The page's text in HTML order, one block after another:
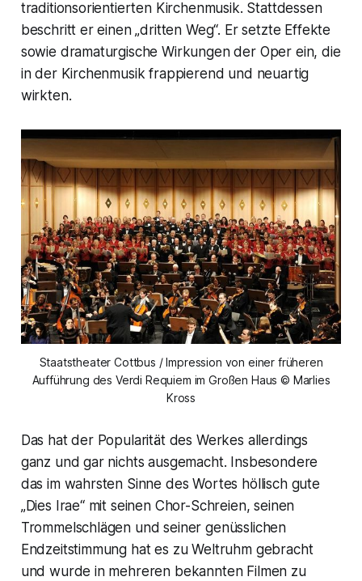
traditionsorientierten Kirchenmusik. Stattdessen
beschritt er einen „dritten Weg“. Er setzte Effekte
sowie dramaturgische Wirkungen der Oper ein, die
in der Kirchenmusik frappierend und neuartig
wirkten.
Staatstheater Cottbus / Impression von einer früheren
Aufführung des Verdi Requiem im Großen Haus © Marlies
Kross
Das hat der Popularität des Werkes allerdings
ganz und gar nichts ausgemacht. Insbesondere
das im wahrsten Sinne des Wortes höllisch gute
„Dies Irae“ mit seinen Chor-Schreien, seinen
Trommelschlägen und seiner genüsslichen
Endzeitstimmung hat es zu Weltruhm gebracht
und wurde in mehreren bekannten Filmen zu